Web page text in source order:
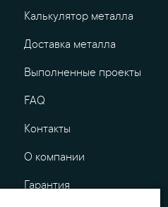
Калькулятор металла
Доставка металла
Выполненные проекты
FAQ
Контакты
О компании
Гарантия